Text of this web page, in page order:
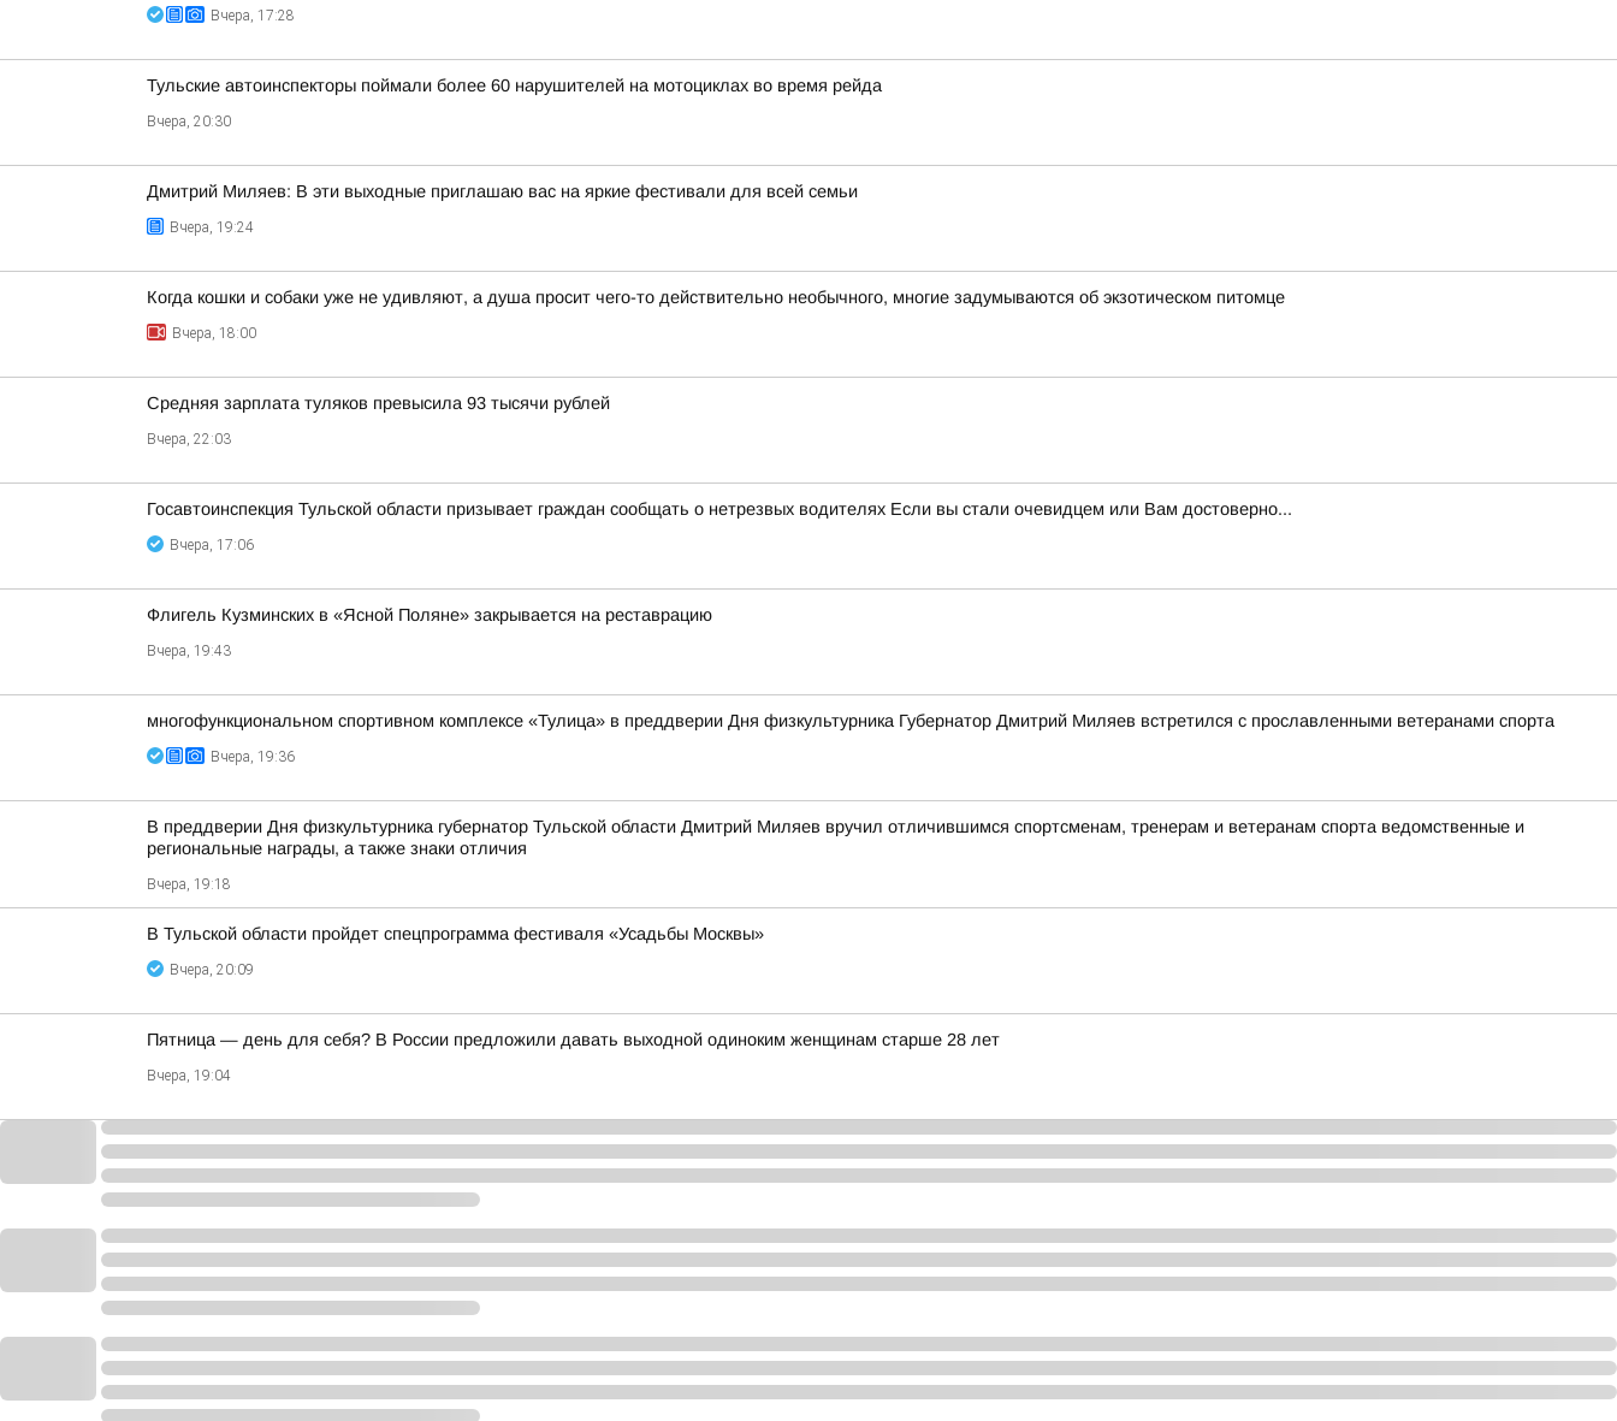
Вчера, 17:28
Тульские автоинспекторы поймали более 60 нарушителей на мотоциклах во время рейда
Вчера, 20:30
Дмитрий Миляев: В эти выходные приглашаю вас на яркие фестивали для всей семьи
Вчера, 19:24
Когда кошки и собаки уже не удивляют, а душа просит чего-то действительно необычного, многие задумываются об экзотическом питомце
Вчера, 18:00
Средняя зарплата туляков превысила 93 тысячи рублей
Вчера, 22:03
Госавтоинспекция Тульской области призывает граждан сообщать о нетрезвых водителях Если вы стали очевидцем или Вам достоверно...
Вчера, 17:06
Флигель Кузминских в «Ясной Поляне» закрывается на реставрацию
Вчера, 19:43
многофункциональном спортивном комплексе «Тулица» в преддверии Дня физкультурника Губернатор Дмитрий Миляев встретился с прославленными ветеранами спорта
Вчера, 19:36
В преддверии Дня физкультурника губернатор Тульской области Дмитрий Миляев вручил отличившимся спортсменам, тренерам и ветеранам спорта ведомственные и
региональные награды, а также знаки отличия
Вчера, 19:18
В Тульской области пройдет спецпрограмма фестиваля «Усадьбы Москвы»
Вчера, 20:09
Пятница — день для себя? В России предложили давать выходной одиноким женщинам старше 28 лет
Вчера, 19:04